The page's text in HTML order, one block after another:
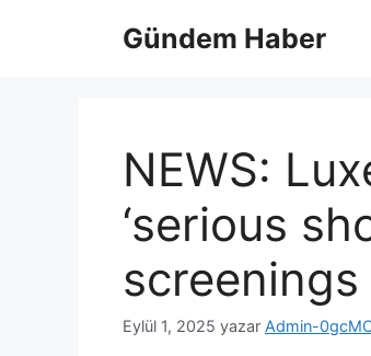
Gündem Haber
NEWS:
‘serious
Eylül 1, 2025 yazar Admin-